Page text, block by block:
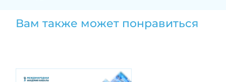
Вам также может понравиться